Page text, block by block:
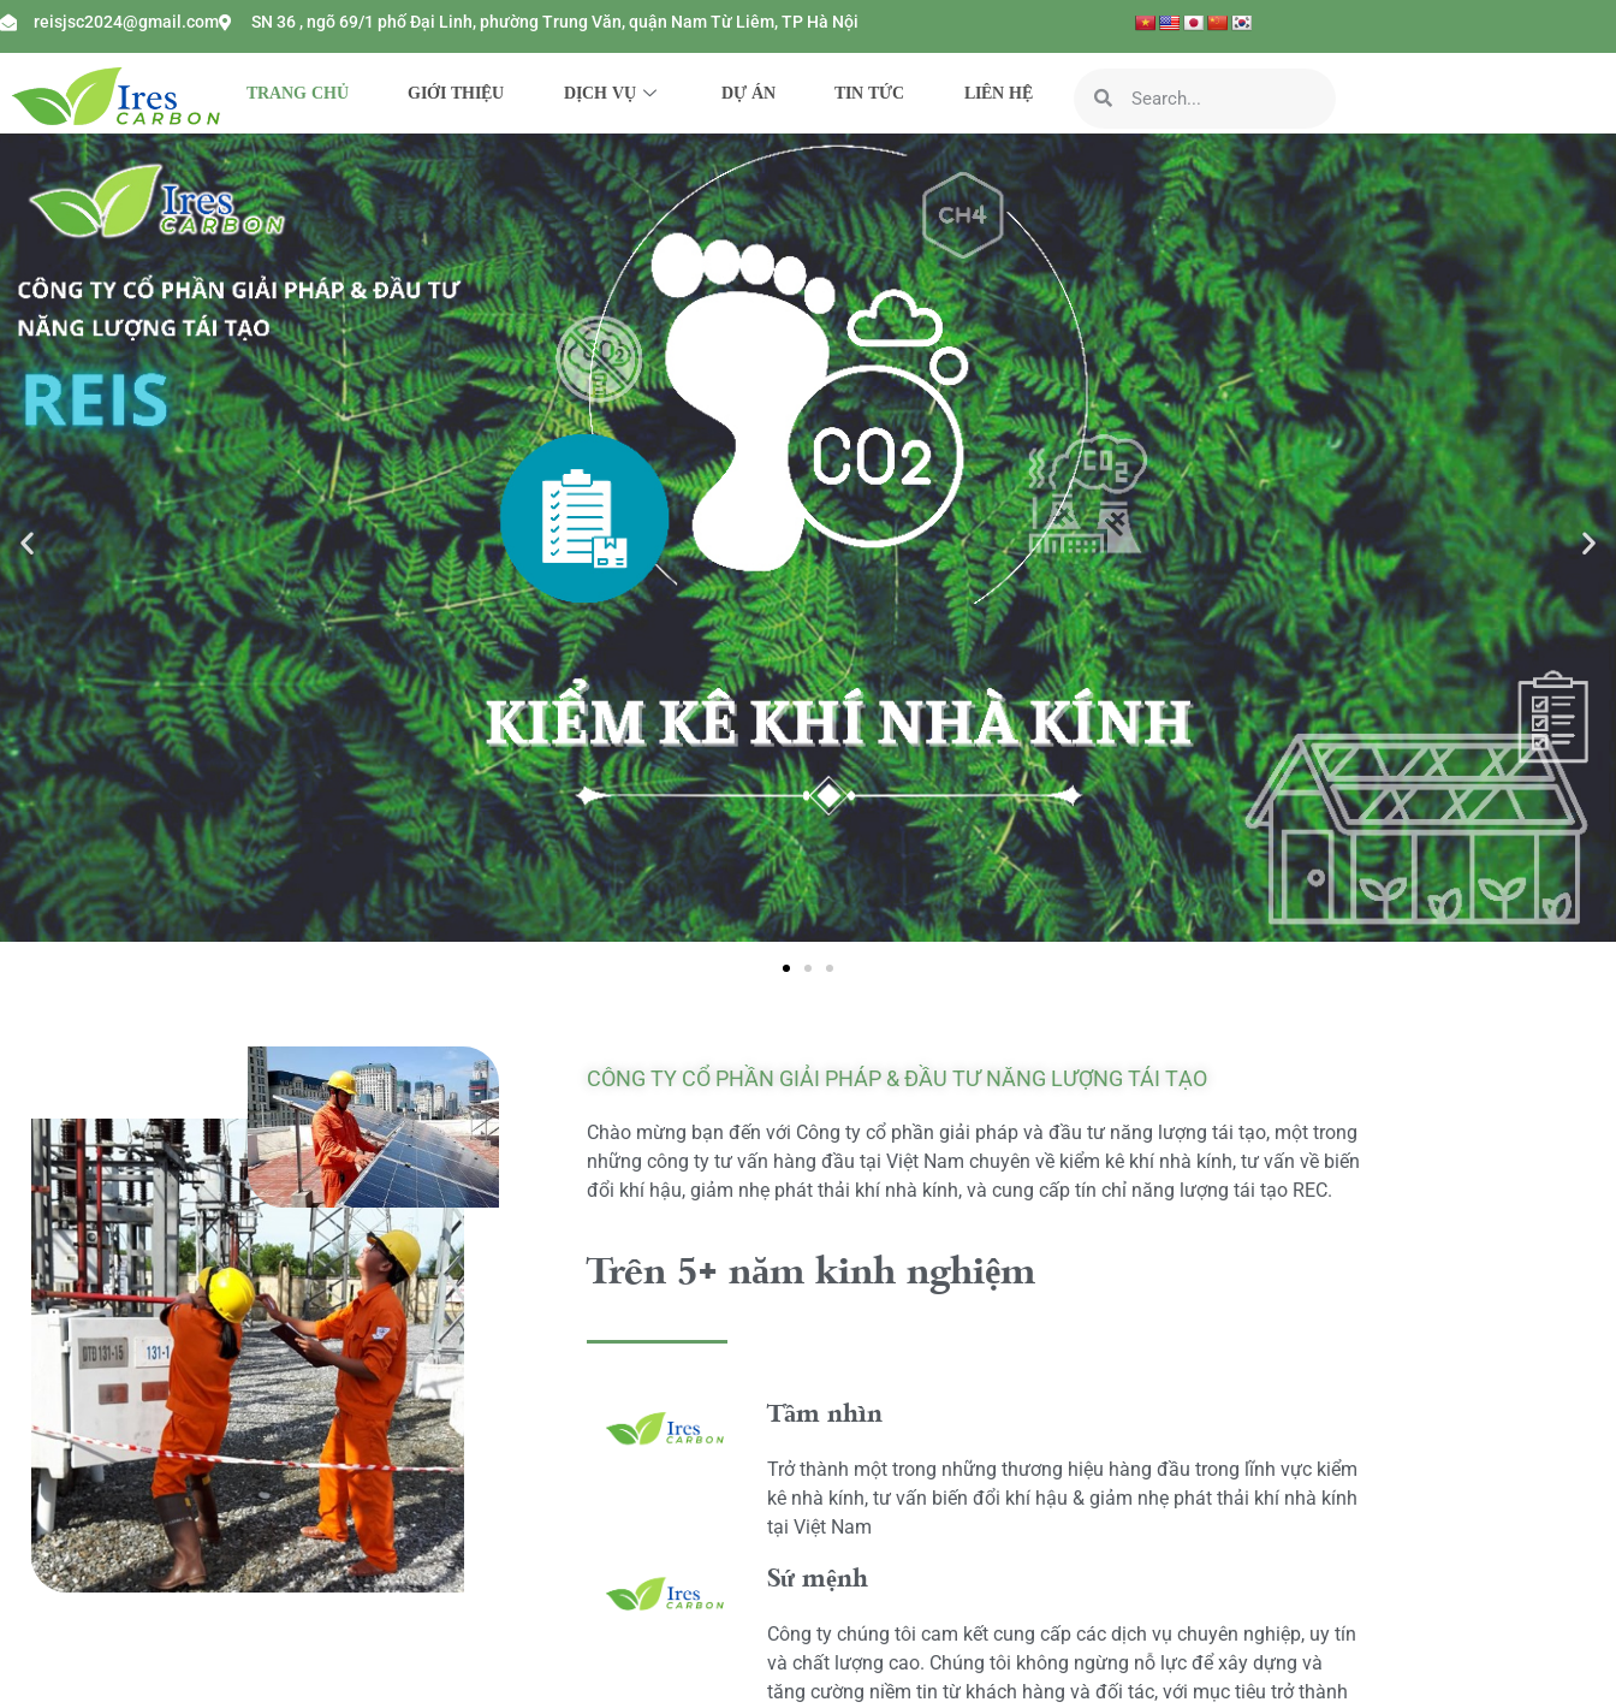
reisjsc2024@gmail.com SN 36 , ngõ 69/1 phố Đại Linh, phường Trung Văn, quận Nam Từ Liêm, TP Hà Nội
TRANG CHỦ GIỚI THIỆU DỊCH VỤ DỰ ÁN TIN TỨC LIÊN HỆ
CÔNG TY CỔ PHẦN GIẢI PHÁP & ĐẦU TƯ NĂNG LƯỢNG TÁI TẠO
Chào mừng bạn đến với Công ty cổ phần giải pháp và đầu tư năng lượng tái tạo, một trong
những công ty tư vấn hàng đầu tại Việt Nam chuyên về kiểm kê khí nhà kính, tư vấn về biến
đổi khí hậu, giảm nhẹ phát thải khí nhà kính, và cung cấp tín chỉ năng lượng tái tạo REC.
Trên 5+ năm kinh nghiệm
Tầm nhìn
Trở thành một trong những thương hiệu hàng đầu trong lĩnh vực kiểm
kê nhà kính, tư vấn biến đổi khí hậu & giảm nhẹ phát thải khí nhà kính
tại Việt Nam
Sứ mệnh
Công ty chúng tôi cam kết cung cấp các dịch vụ chuyên nghiệp, uy tín
và chất lượng cao. Chúng tôi không ngừng nỗ lực để xây dựng và
tăng cường niềm tin từ khách hàng và đối tác, với mục tiêu trở thành